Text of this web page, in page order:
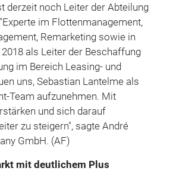
derzeit noch Leiter der Abteilung
im Flottenmanagement,
, Remarketing sowie in
als Leiter der Beschaffung
im Bereich Leasing- und
uns, Sebastian Lantelme als
Team aufzunehmen. Mit
und sich darauf
zu steigern", sagte André
GmbH. (AF)
mit deutlichem Plus